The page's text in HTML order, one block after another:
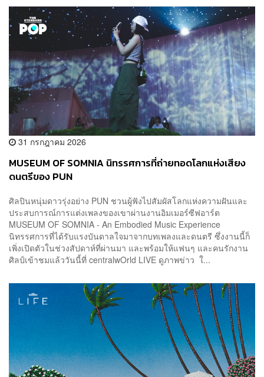
31 กรกฎาคม 2026
MUSEUM OF SOMNIA นิทรรศการที่ถ่ายทอดโลกแห่งเสียง
ดนตรีของ PUN
ศิลปินหนุ่มดาวรุ่งอย่าง PUN ชวนผู้ฟังไปสัมผัสโลกแห่งความฝันและ
ประสบการณ์การแต่งเพลงของเขาผ่านงานอิมเมอร์ซีฟอาร์ต
MUSEUM OF SOMNIA - An Embodied Music Experience
นิทรรศการที่ได้รับแรงบันดาลใจมาจากบทเพลงและดนตรี ซึ่งงานนี้ก็
เพิ่งเปิดตัวในช่วงสัปดาห์ที่ผ่านมา และพร้อมให้แฟนๆ และคนรักงาน
ศิลป์เข้าชมแล้ววันนี้ที่ centralwOrld LIVE ดูภาพข่าว ใ...